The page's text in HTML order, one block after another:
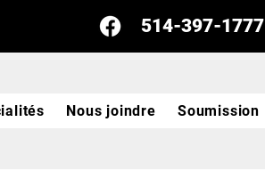
514-397-1777
Nous joindre Soumission